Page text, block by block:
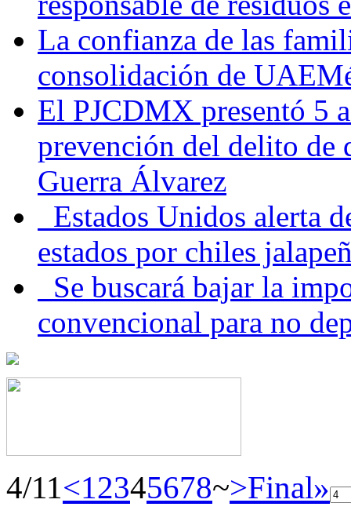
La confianza de las
consolidación de
El PJCDMX presentó 5
prevención del delito de
Guerra Álvarez
Estados Unidos alerta
estados por chiles
Se buscará bajar la
convencional para no
4/11<12345678~>Final»